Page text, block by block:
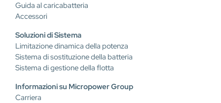
Guida al caricabatteria
Accessori
Soluzioni di Sistema
Limitazione dinamica della potenza
Sistema di sostituzione della batteria
Sistema di gestione della flotta
Informazioni su Micropower Group
Carriera